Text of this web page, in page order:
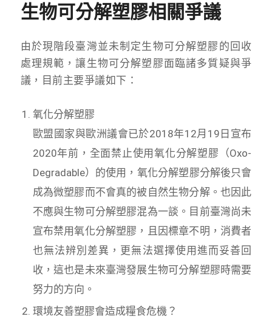
生物可分解塑膠相關爭議
由於現階段臺灣並未制定生物可分解塑膠的回收
處理規範，讓生物可分解塑膠面臨諸多質疑與爭
議，目前主要爭議如下：
氧化分解塑膠
歐盟國家與歐洲議會已於2018年12月19日宣布
2020年前，全面禁止使用氧化分解塑膠（Oxo-
Degradable）的使用，氧化分解塑膠分解後只會
成為微塑膠而不會真的被自然生物分解。也因此
不應與生物可分解塑膠混為一談。目前臺灣尚未
宣布禁用氧化分解塑膠，且因標章不明，消費者
也無法辨別差異，更無法選擇使用進而妥善回
收，這也是未來臺灣發展生物可分解塑膠時需要
努力的方向。
環境友善塑膠會造成糧食危機？